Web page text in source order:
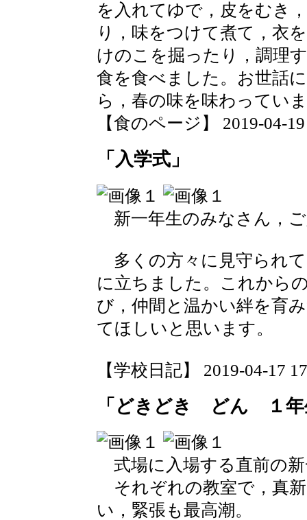
を入れてゆで，皮をむき
り，味をつけて煮て，衣
けのこを掘ったり，調理
食を食べました。お世話
ら，春の味を味わってい
【食のページ】 2019-04-
「入学式」
新一年生のみなさん，
多くの方々に見守られ
に立ちました。これから
び，仲間と温かい絆を育
てほしいと思います。
【学校日記】 2019-04-17
「どきどき どん １年
式場に入場する直前の
それぞれの教室で，真
い，緊張も最高潮。